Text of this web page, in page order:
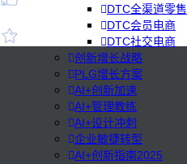
DTC全渠道零售
DTC会员电商
DTC社交电商
创新增长战略
PLG增长方案
AI+创新加速
AI+管理教练
AI+设计冲刺
企业敏捷转型
AI+创新指南2025